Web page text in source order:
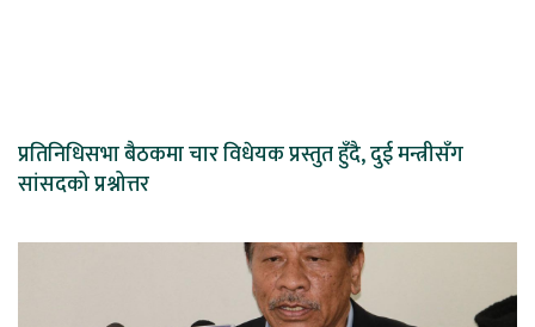
प्रतिनिधिसभा बैठकमा चार विधेयक प्रस्तुत हुँदै, दुई मन्त्रीसँग
सांसदको प्रश्नोत्तर